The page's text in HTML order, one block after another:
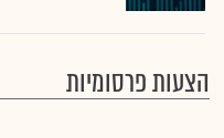
הצעות פרסומיות